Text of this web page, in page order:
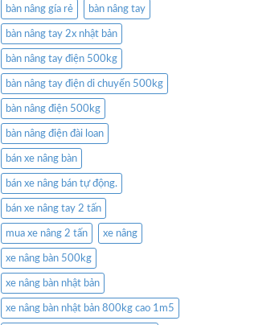
bàn nâng gía rẻ bàn nâng tay
bàn nâng tay 2x nhật bản
bàn nâng tay điện 500kg
bàn nâng tay điện di chuyển 500kg
bàn nâng điện 500kg
bàn nâng điện đài loan
bán xe nâng bàn
bán xe nâng bán tự động.
bán xe nâng tay 2 tấn
mua xe nâng 2 tấn xe nâng
xe nâng bàn 500kg
xe nâng bàn nhật bản
xe nâng bàn nhật bản 800kg cao 1m5